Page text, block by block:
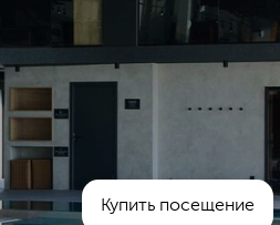
Купить посещение